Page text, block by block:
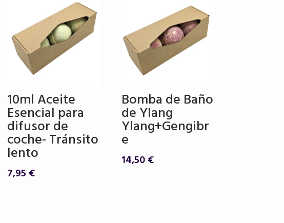
10ml Aceite
Esencial para
difusor de
coche- Tránsito
lento
7,95 €
Bomba de Baño
de Ylang
Ylang+Gengibr
e
14,50€